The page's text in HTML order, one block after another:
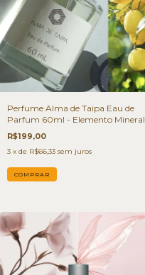
Perfume Alma de Taipa Eau de
Parfum 60ml - Elemento Mineral
R$199,00
3 x de R$66,33 sem juros